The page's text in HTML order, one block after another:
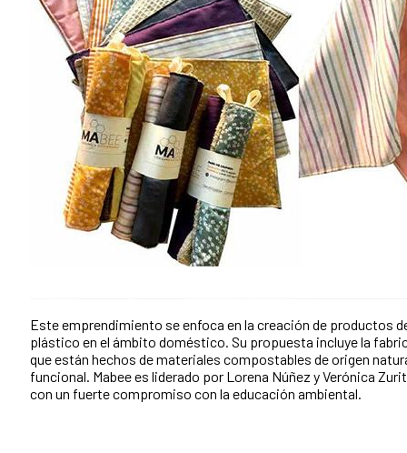
Este emprendimiento se enfoca en la creación de productos
plástico en el ámbito doméstico. Su propuesta incluye la
que están hechos de materiales compostables de origen
funcional. Mabee es liderado por Lorena Núñez y Verónica
con un fuerte compromiso con la educación ambiental.